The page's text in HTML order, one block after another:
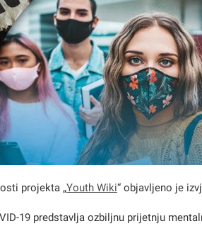
projekta „Youth Wiki“ objavljeno je
19 predstavlja ozbiljnu prijetnju